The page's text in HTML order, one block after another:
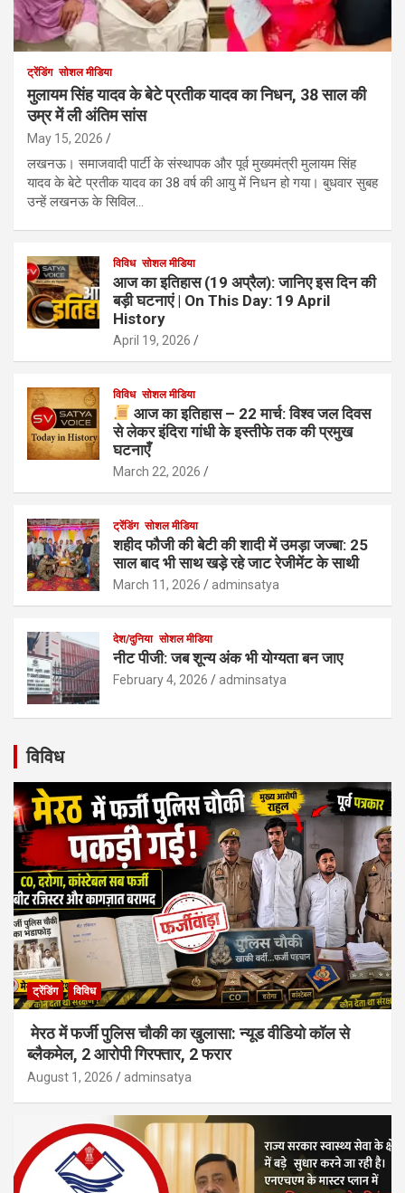
ट्रेंडिंग सोशल मीडिया
मुलायम सिंह यादव के बेटे प्रतीक यादव का निधन, 38 साल की
उम्र में ली अंतिम सांस
May 15, 2026
लखनऊ। समाजवादी पार्टी के संस्थापक और पूर्व मुख्यमंत्री मुलायम सिंह
यादव के बेटे प्रतीक यादव का 38 वर्ष की आयु में निधन हो गया। बुधवार सुबह
उन्हें लखनऊ के सिविल…
विविध सोशल मीडिया
आज का इतिहास (19 अप्रैल): जानिए इस दिन की
बड़ी घटनाएं | On This Day: 19 April
History
April 19, 2026
विविध सोशल मीडिया
आज का इतिहास – 22 मार्च: विश्व जल दिवस
से लेकर इंदिरा गांधी के इस्तीफे तक की प्रमुख
घटनाएँ
March 22, 2026
ट्रेंडिंग सोशल मीडिया
शहीद फौजी की बेटी की शादी में उमड़ा जज्बा: 25
साल बाद भी साथ खड़े रहे जाट रेजीमेंट के साथी
March 11, 2026 adminsatya
देश/दुनिया सोशल मीडिया
नीट पीजी: जब शून्य अंक भी योग्यता बन जाए
February 4, 2026 adminsatya
विविध
ट्रेंडिंग विविध
मेरठ में फर्जी पुलिस चौकी का खुलासा: न्यूड वीडियो कॉल से
ब्लैकमेल, 2 आरोपी गिरफ्तार, 2 फरार
August 1, 2026 adminsatya